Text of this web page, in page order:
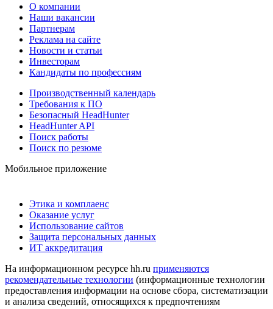
О компании
Наши вакансии
Партнерам
Реклама на сайте
Новости и статьи
Инвесторам
Кандидаты по профессиям
Производственный календарь
Требования к ПО
Безопасный HeadHunter
HeadHunter API
Поиск работы
Поиск по резюме
Мобильное приложение
Этика и комплаенс
Оказание услуг
Использование сайтов
Защита персональных данных
ИТ аккредитация
На информационном ресурсе hh.ru применяются
рекомендательные технологии (информационные технологии
предоставления информации на основе сбора, систематизации
и анализа сведений, относящихся к предпочтениям